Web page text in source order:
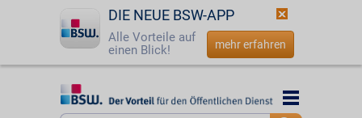
DIE NEUE BSW-APP
Alle Vorteile auf
einen Blick!
mehr erfahren
StartseiteStartseite